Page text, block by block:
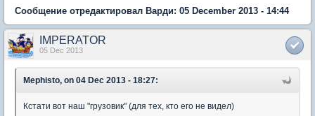
Сообщение отредактировал Варди: 05 December 2013 - 14:44
IMPERATOR
05 Dec 2013
Mephisto, on 04 Dec 2013 - 18:27:
Кстати вот наш "грузовик" (для тех, кто его не видел)